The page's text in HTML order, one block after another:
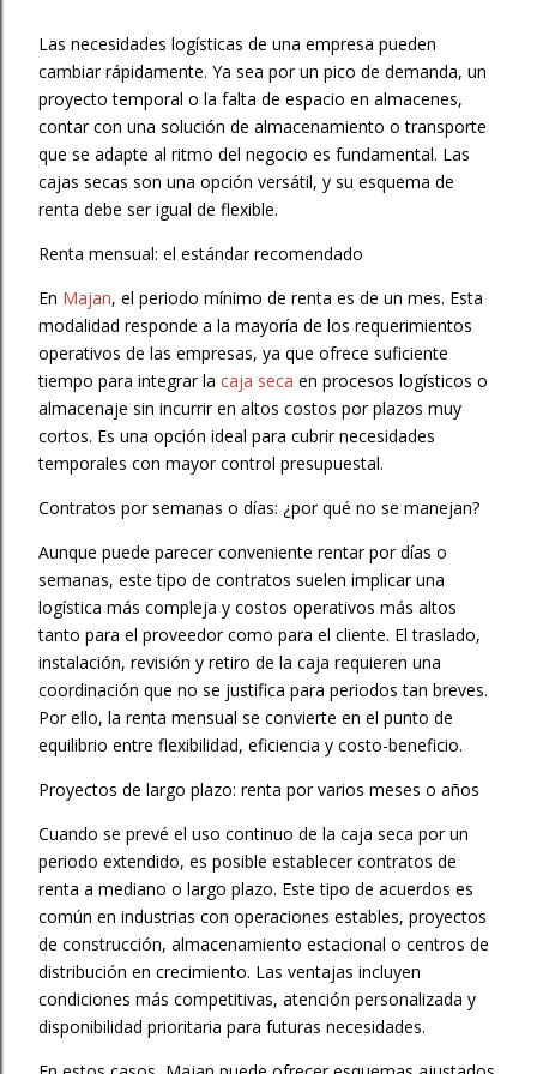
Las necesidades logísticas de una empresa pueden
cambiar rápidamente. Ya sea por un pico de demanda, un
proyecto temporal o la falta de espacio en almacenes,
contar con una solución de almacenamiento o transporte
que se adapte al ritmo del negocio es fundamental. Las
cajas secas son una opción versátil, y su esquema de
renta debe ser igual de flexible.
Renta mensual: el estándar recomendado
En Majan, el periodo mínimo de renta es de un mes. Esta
modalidad responde a la mayoría de los requerimientos
operativos de las empresas, ya que ofrece suficiente
tiempo para integrar la caja seca en procesos logísticos o
almacenaje sin incurrir en altos costos por plazos muy
cortos. Es una opción ideal para cubrir necesidades
temporales con mayor control presupuestal.
Contratos por semanas o días: ¿por qué no se manejan?
Aunque puede parecer conveniente rentar por días o
semanas, este tipo de contratos suelen implicar una
logística más compleja y costos operativos más altos
tanto para el proveedor como para el cliente. El traslado,
instalación, revisión y retiro de la caja requieren una
coordinación que no se justifica para periodos tan breves.
Por ello, la renta mensual se convierte en el punto de
equilibrio entre flexibilidad, eficiencia y costo-beneficio.
Proyectos de largo plazo: renta por varios meses o años
Cuando se prevé el uso continuo de la caja seca por un
periodo extendido, es posible establecer contratos de
renta a mediano o largo plazo. Este tipo de acuerdos es
común en industrias con operaciones estables, proyectos
de construcción, almacenamiento estacional o centros de
distribución en crecimiento. Las ventajas incluyen
condiciones más competitivas, atención personalizada y
disponibilidad prioritaria para futuras necesidades.